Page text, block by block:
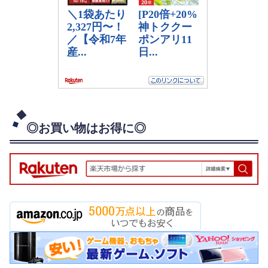
◎お買い物はお得に◎